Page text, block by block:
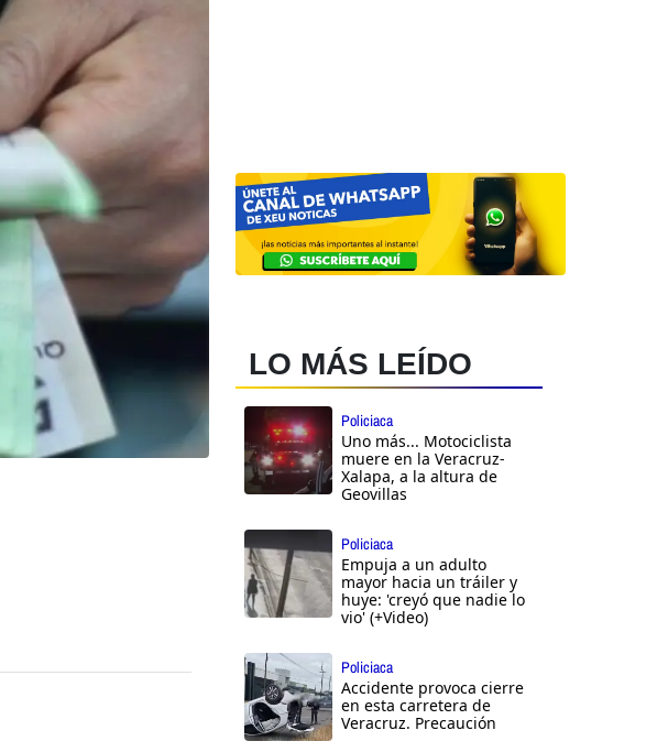
LO MÁS LEÍDO
Policiaca
Uno más... Motociclista
muere en la Veracruz-
Xalapa, a la altura de
Geovillas
Policiaca
Empuja a un adulto
mayor hacia un tráiler y
huye: 'creyó que nadie lo
vio' (+Video)
Policiaca
Accidente provoca cierre
en esta carretera de
Veracruz. Precaución